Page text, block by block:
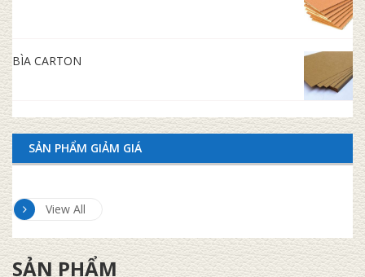
BÌA CARTON
SẢN PHẨM GIẢM GIÁ
View All
SẢN PHẨM